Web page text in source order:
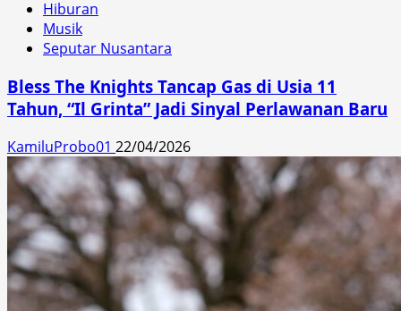
Hiburan
Musik
Seputar Nusantara
Bless The Knights Tancap Gas di Usia 11
Tahun, “Il Grinta” Jadi Sinyal Perlawanan Baru
KamiluProbo01 22/04/2026